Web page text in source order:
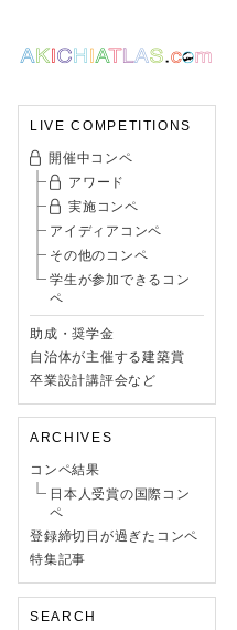
LIVE COMPETITIONS
開催中コンペ
アワード
実施コンペ
アイディアコンペ
その他のコンペ
学生が参加できるコン
ペ
助成・奨学金
自治体が主催する建築賞
卒業設計講評会など
ARCHIVES
コンペ結果
日本人受賞の国際コン
ペ
登録締切日が過ぎたコンペ
特集記事
SEARCH